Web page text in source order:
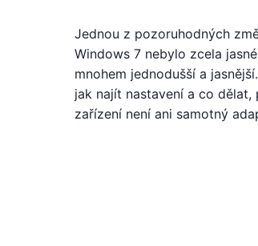
Jednou z pozoruhodných
Windows 7 nebylo zcela
mnohem jednodušší a
jak najít nastavení a co
zařízení není ani samotný